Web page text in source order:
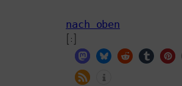
nach oben
[:]